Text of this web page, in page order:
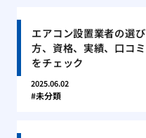
エアコン設置業者の選び
方、資格、実績、口コミ
をチェック
2025.06.02
未分類